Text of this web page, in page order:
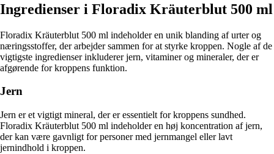
Ingredienser i Floradix Kräuterblut 500 ml
Floradix Kräuterblut 500 ml indeholder en unik blanding af urter og
næringsstoffer, der arbejder sammen for at styrke kroppen. Nogle af de
vigtigste ingredienser inkluderer jern, vitaminer og mineraler, der er
afgørende for kroppens funktion.
Jern
Jern er et vigtigt mineral, der er essentielt for kroppens sundhed.
Floradix Kräuterblut 500 ml indeholder en høj koncentration af jern,
der kan være gavnligt for personer med jernmangel eller lavt
jernindhold i kroppen.